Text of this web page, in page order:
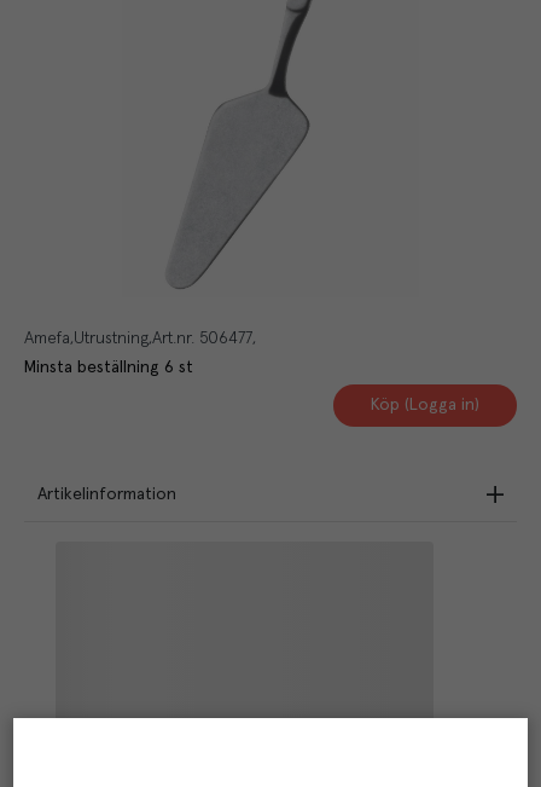
Amefa Utrustning Art.nr. 506477
Minsta beställning 6 st
Köp (Logga in)
Artikelinformation